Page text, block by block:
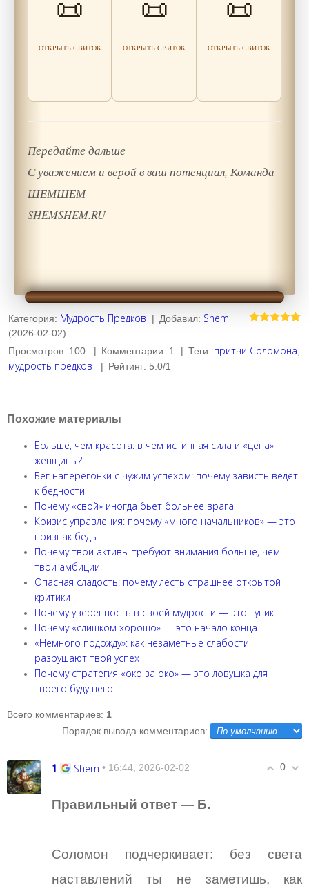
📜
ОТКРЫТЬ СВИТОК
зеркале 📜
ОТКРЫТЬ СВИТОК
усталости»
мудрость
📜
ОТКРЫТЬ СВИТОК
причины и как
начать жить
Читать
Передайте дальше
С уважением и верой в ваш потенциал, Команда
ШЕМШЕМ
SHEMSHEM.RU
Категория: Мудрость Предков | Добавил: Shem
(2026-02-02)
Просмотров: 100 | Комментарии: 1 | Теги: притчи Соломона
мудрость предков | Рейтинг: 5.0/1
Похожие материалы
Больше, чем красота: в чем истинная сила и «цена»
женщины?
Бег наперегонки с чужим успехом: почему зависть ведет
к бедности
Почему «свой» иногда бьет больнее врага
Кризис управления: почему «много начальников» — это
признак беды
Почему твои активы требуют внимания больше, чем
твои амбиции
Опасная сладость: почему лесть страшнее открытой
критики
Почему уверенность в своей мудрости — это тупик
Почему «слишком хорошо» — это начало конца
«Немного подожду»: как незаметные слабости
разрушают твой успех
Почему стратегия «око за око» — это ловушка для
твоего будущего
Всего комментариев: 1
Порядок вывода комментариев:
0
1 Shem • 16:44, 2026-02-02
Правильный ответ — Б.
Соломон подчеркивает: без света
наставлений ты не заметишь, как